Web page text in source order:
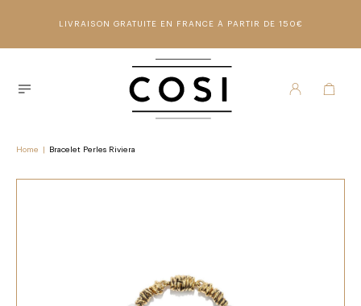
LIVRAISON GRATUITE EN FRANCE À PARTIR DE 150€
Home Bracelet Perles Riviera